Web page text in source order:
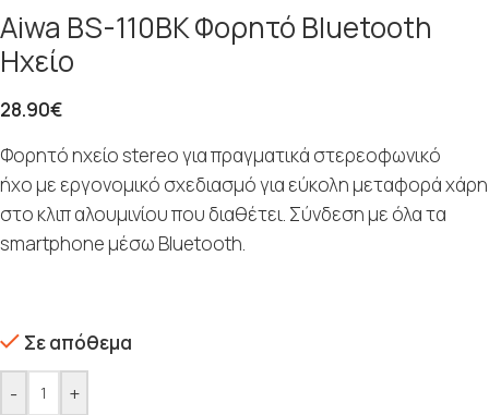
Aiwa BS-110BK Φορητό Bluetooth
Ηχείο
28.90€
Φορητό ηχείο stereo για πραγματικά στερεοφωνικό
ήχο με εργονομικό σχεδιασμό για εύκολη μεταφορά χάρη
στο κλιπ αλουμινίου που διαθέτει. Σύνδεση με όλα τα
smartphone μέσω Bluetooth.
Σε απόθεμα
- +